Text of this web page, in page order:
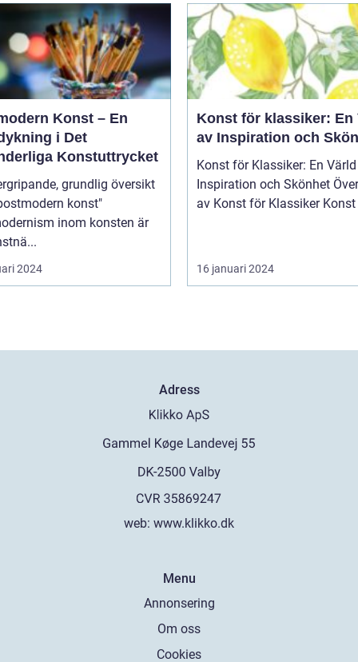
Konst – En
i Det
Konstuttrycket
grundlig översikt
konst"
inom konsten är
2024
Konst för klassiker: En
av Inspiration och
Konst för Klassiker: En
Inspiration och Skönhet Översikt
av Konst för
16 januari 2024
Adress
web: www.klikko.dk
Menu
Annonsering
Om oss
Cookies